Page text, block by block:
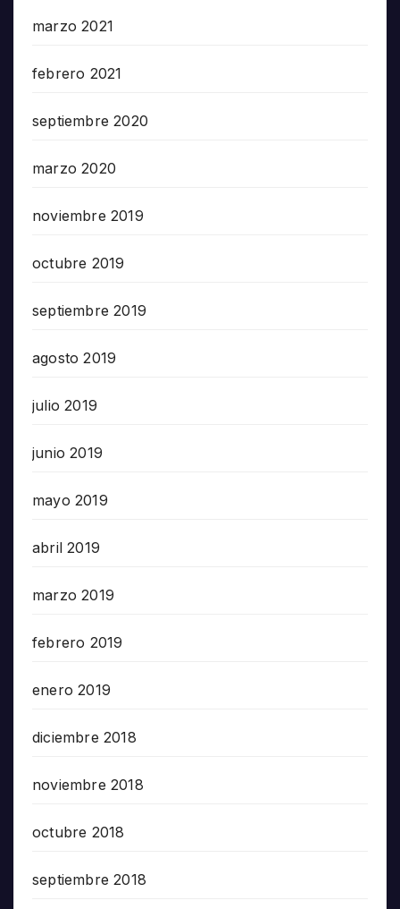
marzo 2021
febrero 2021
septiembre 2020
marzo 2020
noviembre 2019
octubre 2019
septiembre 2019
agosto 2019
julio 2019
junio 2019
mayo 2019
abril 2019
marzo 2019
febrero 2019
enero 2019
diciembre 2018
noviembre 2018
octubre 2018
septiembre 2018